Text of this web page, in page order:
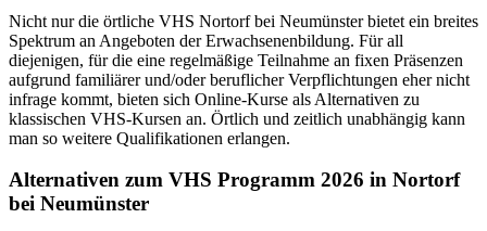
Nicht nur die örtliche VHS Nortorf bei Neumünster bietet ein breites
Spektrum an Angeboten der Erwachsenenbildung. Für all
diejenigen, für die eine regelmäßige Teilnahme an fixen Präsenzen
aufgrund familiärer und/oder beruflicher Verpflichtungen eher nicht
infrage kommt, bieten sich Online-Kurse als Alternativen zu
klassischen VHS-Kursen an. Örtlich und zeitlich unabhängig kann
man so weitere Qualifikationen erlangen.
Alternativen zum VHS Programm 2026 in Nortorf
bei Neumünster